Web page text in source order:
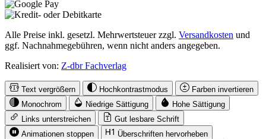
Alle Preise inkl. gesetzl. Mehrwertsteuer zzgl. Versandkosten und
ggf. Nachnahmegebühren, wenn nicht anders angegeben.
Realisiert von: Z-dbr Fachverlag
Text vergrößern Hochkontrastmodus
Farben invertieren
Monochrom
Niedrige Sättigung
Hohe Sättigung
Links unterstreichen
Gut lesbare Schrift
Animationen stoppen
Überschriften hervorheben